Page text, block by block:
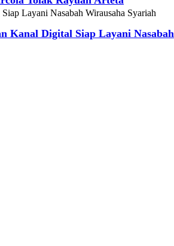
Wirausaha Syariah
Kanal Digital Siap Layani Nasabah